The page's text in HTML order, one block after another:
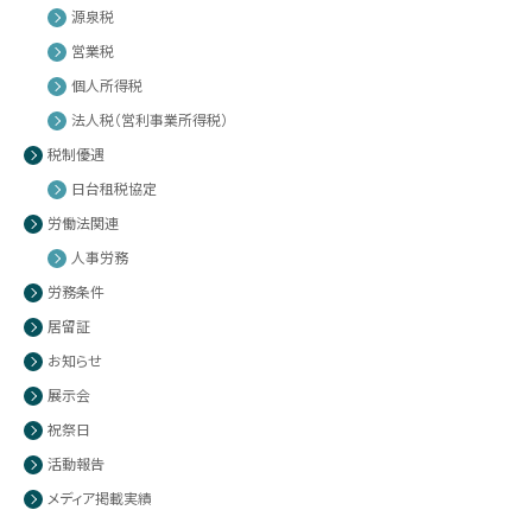
源泉税
営業税
個人所得税
法人税（営利事業所得税）
税制優遇
日台租税協定
労働法関連
人事労務
労務条件
居留証
お知らせ
展示会
祝祭日
活動報告
メディア掲載実績